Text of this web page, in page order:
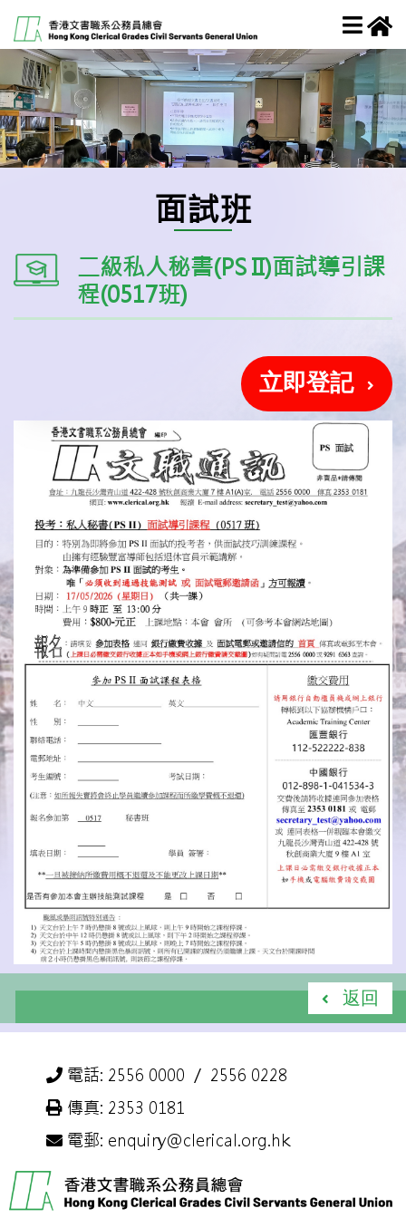
面試班
二級私人秘書(PS II)面試導引課
程(0517班)
立即登記
返回
電話: 2556 0000 ／ 2556 0228
傳真: 2353 0181
電郵: enquiry@clerical.org.hk